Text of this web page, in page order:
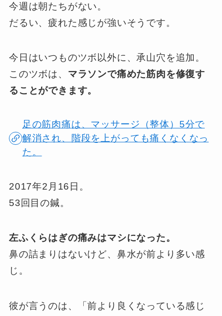
今週は朝たちがない。
だるい、疲れた感じが強いそうです。
今日はいつものツボ以外に、承山穴を追加。
このツボは、 マラソンで痛めた筋肉を修復す
ることができます。
足の筋肉痛は、マッサージ（整体）5分で
解消され、階段を上がっても痛くなくなっ
た。
2017年2月16日。
53回目の鍼。
左ふくらはぎの痛みはマシになった。
鼻の詰まりはないけど、鼻水が前より多い感
じ。
彼が言うのは、「前より良くなっている感じ